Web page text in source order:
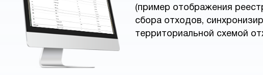
(пример отображения
сбора отходов,
территориальной схемой